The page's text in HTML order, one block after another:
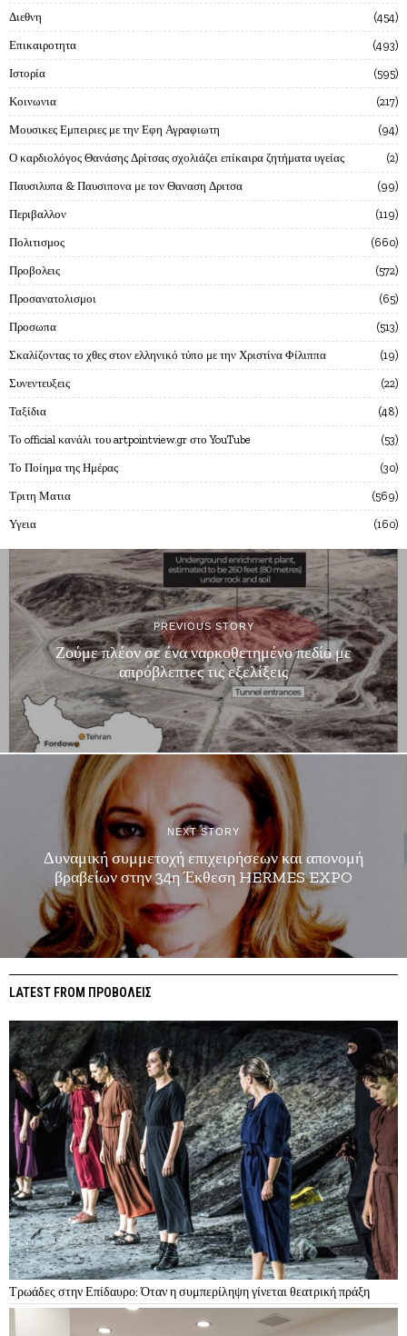
Διεθνη 454
Επικαιροτητα 493
Ιστορία 595
Κοινωνια 217
Μουσικες Εμπειριες με την Εφη Αγραφιωτη 94
Ο καρδιολόγος Θανάσης Δρίτσας σχολιάζει επίκαιρα ζητήματα υγείας 2
Παυσιλυπα & Παυσιπονα με τον Θαναση Δριτσα 99
Περιβαλλον 119
Πολιτισμος 660
Προβολεις 572
Προσανατολισμοι 65
Προσωπα 513
Σκαλίζοντας το χθες στον ελληνικό τύπο με την Χριστίνα Φίλιππα 19
Συνεντευξεις 22
Ταξίδια 48
Το official κανάλι του artpointview.gr στο YouTube 53
Το Ποίημα της Ημέρας 30
Τριτη Ματια 569
Υγεια 160
PREVIOUS STORY
Ζούμε πλέον σε ένα ναρκοθετημένο πεδίο με
απρόβλεπτες τις εξελίξεις
NEXT STORY
Δυναμική συμμετοχή επιχειρήσεων και απονομή
βραβείων στην 34η Έκθεση HERMES EXPO
LATEST FROM ΠΡΟΒΟΛΕΙΣ
Τρωάδες στην Επίδαυρο: Όταν η συμπερίληψη γίνεται θεατρική πράξη